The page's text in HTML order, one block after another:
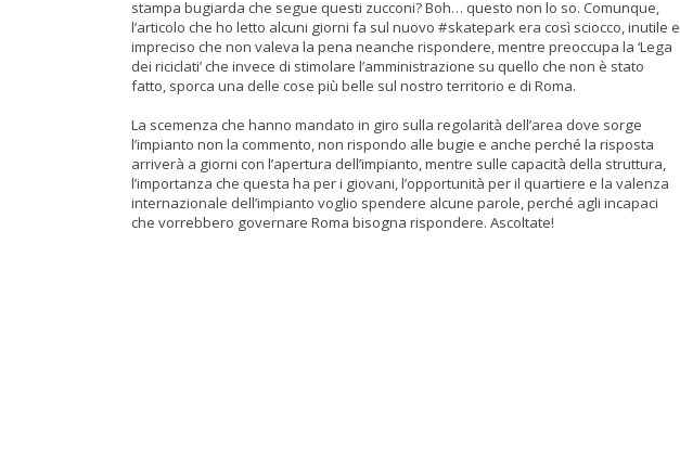
stampa bugiarda che segue questi zucconi? Boh… questo non lo so. Comunque,
l’articolo che ho letto alcuni giorni fa sul nuovo #skatepark era così sciocco, inutile e
impreciso che non valeva la pena neanche rispondere, mentre preoccupa la ‘Lega
dei riciclati’ che invece di stimolare l’amministrazione su quello che non è stato
fatto, sporca una delle cose più belle sul nostro territorio e di Roma.
La scemenza che hanno mandato in giro sulla regolarità dell’area dove sorge
l’impianto non la commento, non rispondo alle bugie e anche perché la risposta
arriverà a giorni con l’apertura dell’impianto, mentre sulle capacità della struttura,
l’importanza che questa ha per i giovani, l’opportunità per il quartiere e la valenza
internazionale dell’impianto voglio spendere alcune parole, perché agli incapaci
che vorrebbero governare Roma bisogna rispondere. Ascoltate!